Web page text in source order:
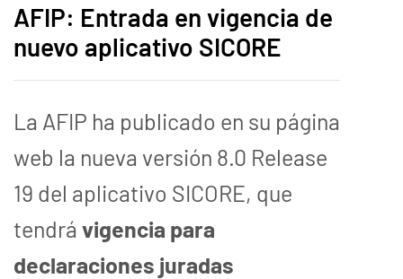
AFIP: Entrada en vigencia de
nuevo aplicativo SICORE
La AFIP ha publicado en su página
web la nueva versión 8.0 Release
19 del aplicativo SICORE, que
tendrá vigencia para
declaraciones juradas